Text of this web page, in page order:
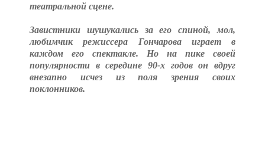
театральной сцене.
Завистники шушукались за его спиной, мол,
любимчик режиссера Гончарова играет в
каждом его спектакле. Но на пике своей
популярности в середине 90-х годов он вдруг
внезапно исчез из поля зрения своих
поклонников.